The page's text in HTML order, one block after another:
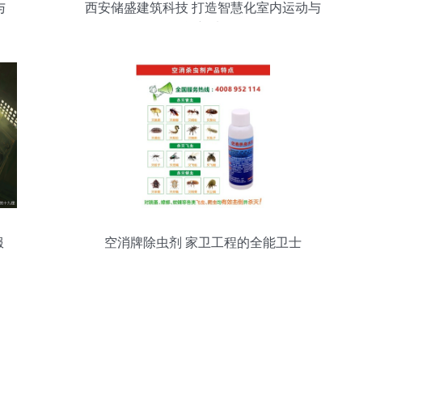
西安储盛建筑科技 打造智慧化室内运动与
空消牌除虫剂 家卫工程的全能卫士